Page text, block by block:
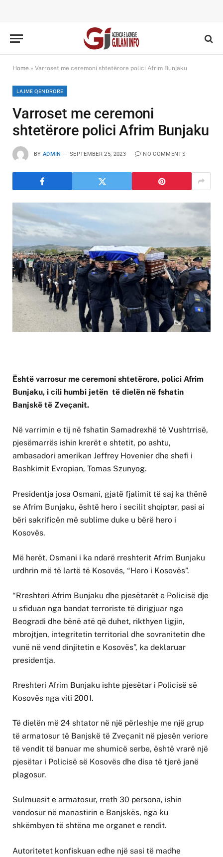
Home » Varroset me ceremoni shtetërore polici Afrim Bunjaku
LAJME QENDRORE
Varroset me ceremoni
shtetërore polici Afrim Bunjaku
BY ADMIN SEPTEMBER 25, 2023 NO COMMENTS
Është varrosur me ceremoni shtetërore, polici Afrim
Bunjaku, i cili humbi jetën të dielën në fshatin
Banjskë të Zveçanit.
Në varrimin e tij në fshatin Samadrexhë të Vushtrrisë,
pjesëmarrës ishin krerët e shtetit, po ashtu,
ambasadori amerikan Jeffrey Hovenier dhe shefi i
Bashkimit Evropian, Tomas Szunyog.
Presidentja josa Osmani, gjatë fjalimit të saj ka thënë
se Afrim Bunjaku, është hero i secilit shqiptar, pasi ai
bëri sakrificën më sublime duke u bërë hero i
Kosovës.
Më herët, Osmani i ka ndarë rreshterit Afrim Bunjaku
urdhrin më të lartë të Kosovës, “Hero i Kosovës”.
“Rreshteri Afrim Bunjaku dhe pjesëtarët e Policisë dje
u sfiduan nga bandat terroriste të dirigjuar nga
Beogradi dhe bënë atë që duhet, rikthyen ligjin,
mbrojtjen, integritetin territorial dhe sovranitetin dhe
vunë në vend dinjitetin e Kosovës”, ka deklaruar
presidentja.
Rreshteri Afrim Bunjaku ishte pjesëtar i Policisë së
Kosovës nga viti 2001.
Të dielën më 24 shtator në një përleshje me një grup
të armatosur të Banjskë të Zveçanit në pjesën veriore
të vendit të banuar me shumicë serbe, është vrarë një
pjesëtar i Policisë së Kosovës dhe disa të tjerë janë
plagosur.
Sulmuesit e armatosur, rreth 30 persona, ishin
vendosur në manastirin e Banjskës, nga ku
shkëmbyen të shtëna me organet e rendit.
Autoritetet konfiskuan edhe një sasi të madhe